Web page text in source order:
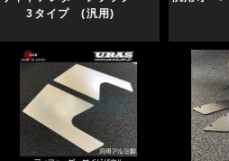
3タイプ (汎用)